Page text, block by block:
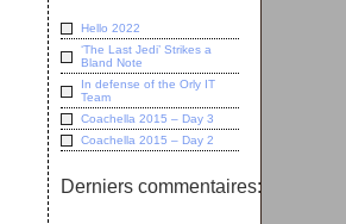
Hello 2022
‘The Last Jedi’ Strikes a
Bland Note
In defense of the Orly IT
Team
Coachella 2015 – Day 3
Coachella 2015 – Day 2
Derniers commentaires: